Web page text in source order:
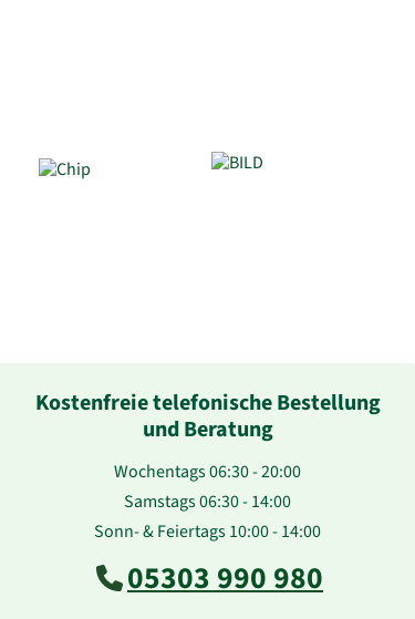
Kostenfreie telefonische Bestellung
und Beratung
Wochentags 06:30 - 20:00
Samstags 06:30 - 14:00
Sonn- & Feiertags 10:00 - 14:00
05303 990 980